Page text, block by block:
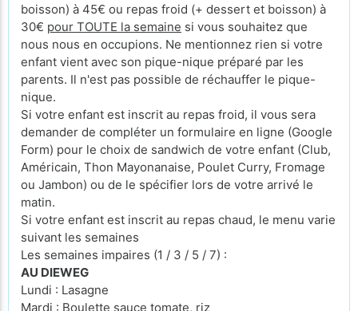
boisson) à 45€ ou repas froid (+ dessert et boisson) à
30€ pour TOUTE la semaine si vous souhaitez que
nous nous en occupions. Ne mentionnez rien si votre
enfant vient avec son pique-nique préparé par les
parents. Il n'est pas possible de réchauffer le pique-
nique.
Si votre enfant est inscrit au repas froid, il vous sera
demander de compléter un formulaire en ligne (Google
Form) pour le choix de sandwich de votre enfant (Club,
Américain, Thon Mayonanaise, Poulet Curry, Fromage
ou Jambon) ou de le spécifier lors de votre arrivé le
matin.
Si votre enfant est inscrit au repas chaud, le menu varie
suivant les semaines
Les semaines impaires (1 / 3 / 5 / 7) :
AU DIEWEG
Lundi : Lasagne
Mardi : Boulette sauce tomate, riz